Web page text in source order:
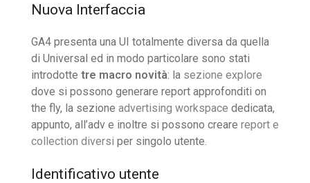
Nuova Interfaccia
GA4 presenta una UI totalmente diversa da quella
di Universal ed in modo particolare sono stati
introdotte tre macro novità: la sezione explore
dove si possono generare report approfonditi on
the fly, la sezione advertising workspace dedicata,
appunto, all’adv e inoltre si possono creare report e
collection diversi per singolo utente.
Identificativo utente